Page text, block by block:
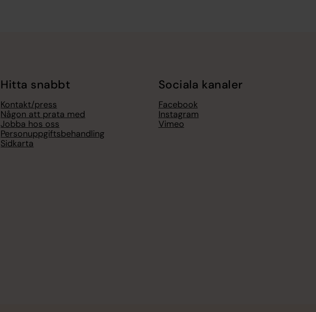
Hitta snabbt
Kontakt/press
Någon att prata med
Jobba hos oss
Personuppgiftsbehandling
Sidkarta
Sociala kanaler
Facebook
Instagram
Vimeo